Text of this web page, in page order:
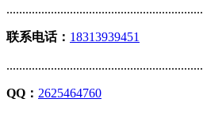
..............................................................
联系电话： 18313939451
..............................................................
QQ： 2625464760